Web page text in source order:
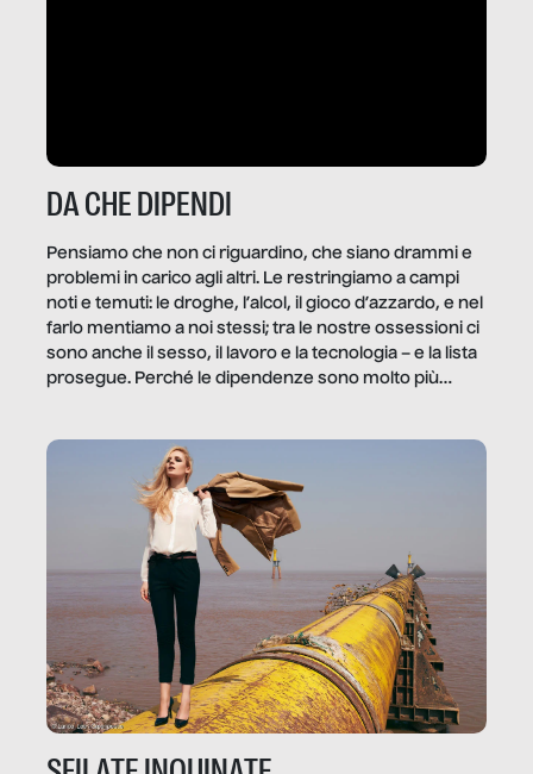
DA CHE DIPENDI
Pensiamo che non ci riguardino, che siano drammi e
problemi in carico agli altri. Le restringiamo a campi
noti e temuti: le droghe, l’alcol, il gioco d’azzardo, e nel
farlo mentiamo a noi stessi; tra le nostre ossessioni ci
sono anche il sesso, il lavoro e la tecnologia – e la lista
prosegue. Perché le dipendenze sono molto più
trae un guadagno. In questo reportage vediamo
quale e come.